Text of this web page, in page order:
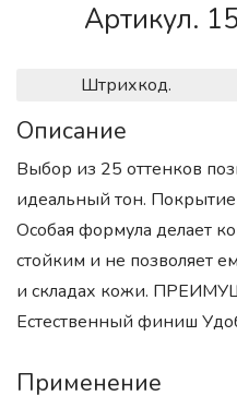
Артикул.
Штрихкод.
Описание
Выбор из 25 оттенков
идеальный тон. Покрытие
Особая формула делает
стойким и не позволяет
и складах кожи.
Естественный финиш
Применение